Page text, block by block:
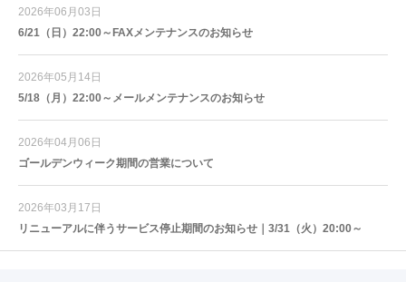
2026年06月03日
6/21（日）22:00～FAXメンテナンスのお知らせ
2026年05月14日
5/18（月）22:00～メールメンテナンスのお知らせ
2026年04月06日
ゴールデンウィーク期間の営業について
2026年03月17日
リニューアルに伴うサービス停止期間のお知らせ｜3/31（火）20:00～